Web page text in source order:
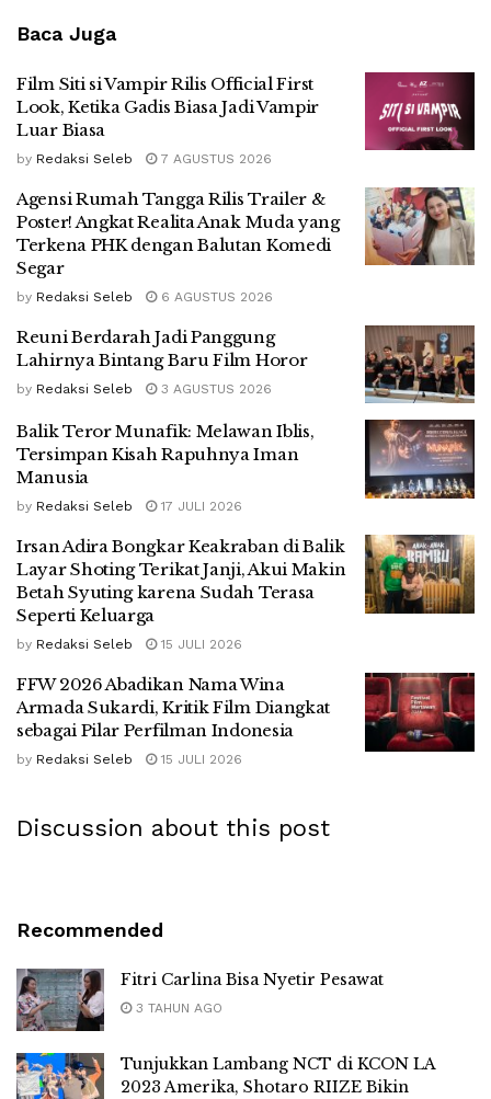
Baca Juga
Film Siti si Vampir Rilis Official First
Look, Ketika Gadis Biasa Jadi Vampir
Luar Biasa
by Redaksi Seleb 7 AGUSTUS 2026
Agensi Rumah Tangga Rilis Trailer &
Poster! Angkat Realita Anak Muda yang
Terkena PHK dengan Balutan Komedi
Segar
by Redaksi Seleb 6 AGUSTUS 2026
Reuni Berdarah Jadi Panggung
Lahirnya Bintang Baru Film Horor
by Redaksi Seleb 3 AGUSTUS 2026
Balik Teror Munafik: Melawan Iblis,
Tersimpan Kisah Rapuhnya Iman
Manusia
by Redaksi Seleb 17 JULI 2026
Irsan Adira Bongkar Keakraban di Balik
Layar Shoting Terikat Janji, Akui Makin
Betah Syuting karena Sudah Terasa
Seperti Keluarga
by Redaksi Seleb 15 JULI 2026
FFW 2026 Abadikan Nama Wina
Armada Sukardi, Kritik Film Diangkat
sebagai Pilar Perfilman Indonesia
by Redaksi Seleb 15 JULI 2026
Discussion about this post
Recommended
Fitri Carlina Bisa Nyetir Pesawat
3 TAHUN AGO
Tunjukkan Lambang NCT di KCON LA
2023 Amerika, Shotaro RIIZE Bikin